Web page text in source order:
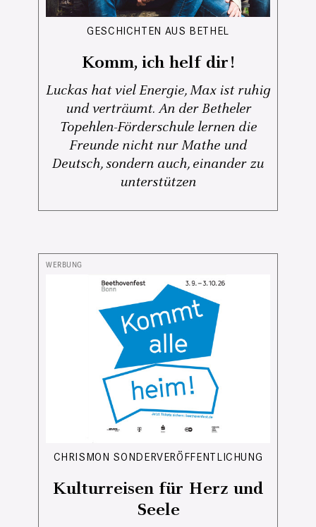
GESCHICHTEN AUS BETHEL
Komm, ich helf dir!
Luckas hat viel Energie, Max ist ruhig
und verträumt. An der Betheler
Topehlen-Förderschule lernen die
Freunde nicht nur Mathe und
Deutsch, sondern auch, einander zu
unterstützen
CHRISMON SONDERVERÖFFENTLICHUNG
Kulturreisen für Herz und
Seele